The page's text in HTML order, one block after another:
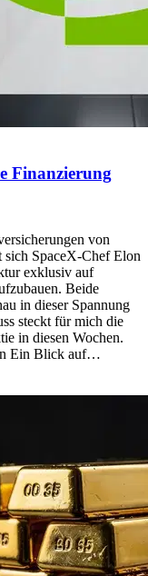
Finanzierung
von
sich SpaceX-Chef Elon
exklusiv auf
Beide
in dieser Spannung
steckt für mich die
in diesen Wochen.
Ein Blick auf…